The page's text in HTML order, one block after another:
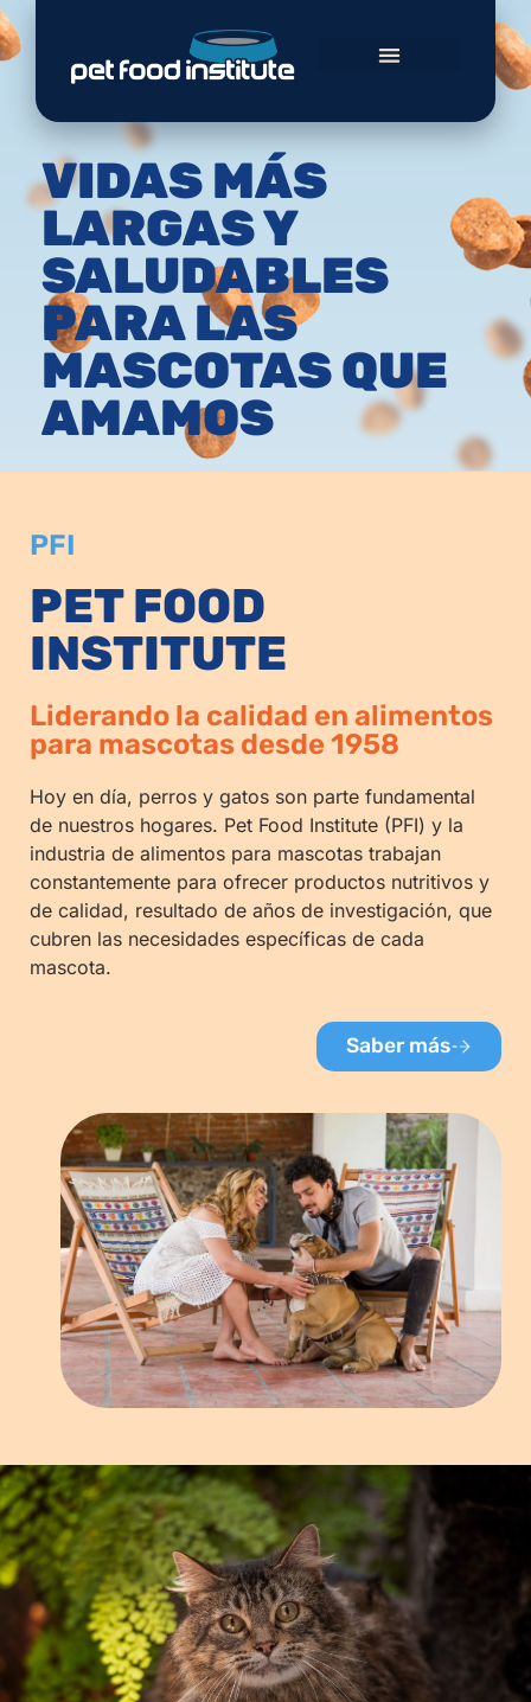
VIDAS MÁS
LARGAS Y
SALUDABLES
PARA LAS
MASCOTAS QUE
AMAMOS
PFI
PET FOOD
INSTITUTE
Liderando la calidad en alimentos
para mascotas desde 1958
Hoy en día, perros y gatos son parte fundamental
de nuestros hogares. Pet Food Institute (PFI) y la
industria de alimentos para mascotas trabajan
constantemente para ofrecer productos nutritivos y
de calidad, resultado de años de investigación, que
cubren las necesidades específicas de cada
mascota.
Saber más